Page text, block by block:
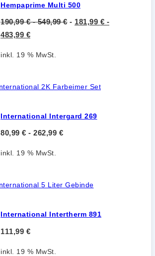
Hempaprime Multi 500
190,99€-549,99€- 181,99 € -
483,99 €
inkl. 19 % MwSt.
International Intergard 269
80,99 € - 262,99 €
inkl. 19 % MwSt.
International Intertherm 891
111,99 €
inkl. 19 % MwSt.